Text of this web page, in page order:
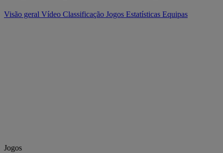
Visão geral Vídeo Classificação Jogos Estatísticas Equipas
Jogos